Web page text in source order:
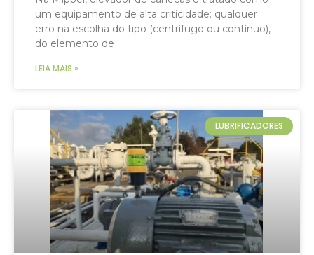
um equipamento de alta criticidade: qualquer
erro na escolha do tipo (centrífugo ou contínuo),
do elemento de
LEIA MAIS »
LUBRIFICADORES